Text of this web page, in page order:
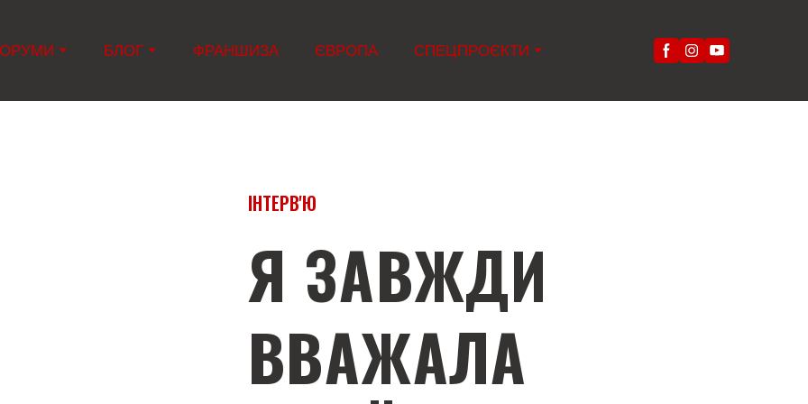
БЛОГ ФРАНШИЗА ЄВРОПА СПЕЦПРОЄКТИ
ІНТЕРВ'Ю
Я ЗАВЖДИ
ВВАЖАЛА